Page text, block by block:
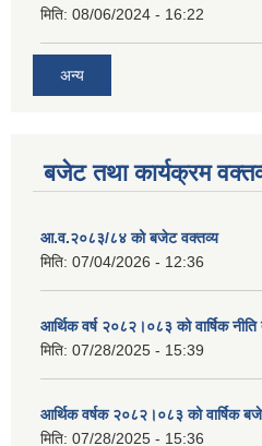
मिति: 08/06/2024 - 16:22
अन्य
बजेट तथा कार्यक्रम
आ.व.२०८३/८४ को बजेट वक्तव्य
मिति: 07/04/2026 - 12:36
आर्थिक वर्ष २०८२।०८३ को वार्षिक नीति
मिति: 07/28/2025 - 15:39
आर्थिक वर्षक २०८२।०८३ को वार्षिक
मिति: 07/28/2025 - 15:36